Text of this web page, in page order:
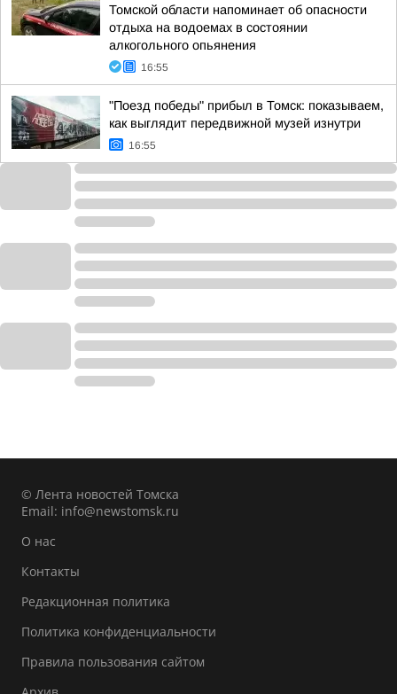
Томской области напоминает об опасности
отдыха на водоемах в состоянии
алкогольного опьянения
16:55
"Поезд победы" прибыл в Томск: показываем,
как выглядит передвижной музей изнутри
16:55
© Лента новостей Томска
Email: info@newstomsk.ru
О нас
Контакты
Редакционная политика
Политика конфиденциальности
Правила пользования сайтом